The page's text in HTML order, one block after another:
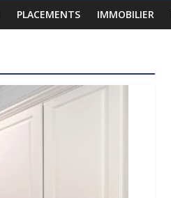
PLACEMENTS IMMOBILIER